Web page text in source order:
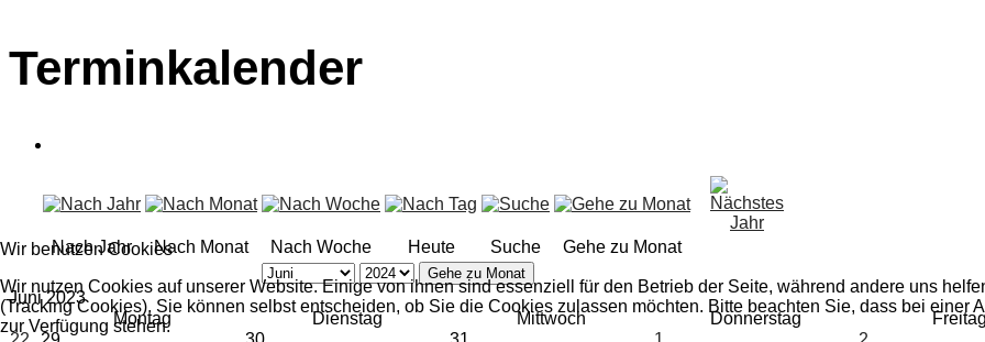
Terminkalender
Nach Jahr Nach Monat Nach Woche Heute Suche Gehe zu Monat
Gehe zu Monat
Juni 2023
Montag
Dienstag Mittwoch Donnerstag
Wir benutzen Cookies
Wir nutzen Cookies auf unserer Website. Einige von ihnen sind essenziell für den Betrieb der Seite, während andere uns
(Tracking Cookies). Sie können selbst entscheiden, ob Sie die Cookies zulassen möchten. Bitte beachten Sie, dass bei
zur Verfügung stehen.